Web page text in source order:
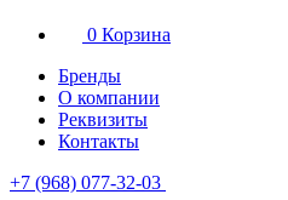
0 Корзина
Бренды
О компании
Реквизиты
Контакты
+7 (968) 077-32-03